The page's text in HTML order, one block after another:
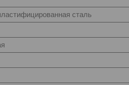
сталь